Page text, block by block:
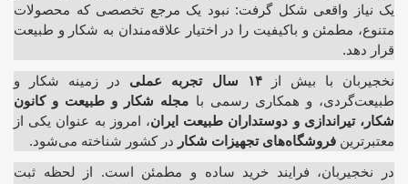
یک نیاز واقعی شکل گرفت: نبود یک مرجع تخصصی که محصولات
متنوع، مطمئن و باکیفیت را در اختیار علاقه‌مندان به شکار و طبیعت
قرار دهد.
نخجیربان با بیش از
۱۴ سال تجربه عملی
در زمینه شکار و
طبیعت‌گردی، و همکاری رسمی با مجله شکار و طبیعت و کانون
شکار، تیراندازی و دوستداران طبیعت ایران، امروز به عنوان یکی از
معتبرترین فروشگاه‌های تجهیزات شکار در کشور شناخته می‌شود.
در نخجیربان، فرایند خرید ساده و مطمئن است. از لحظه ثبت